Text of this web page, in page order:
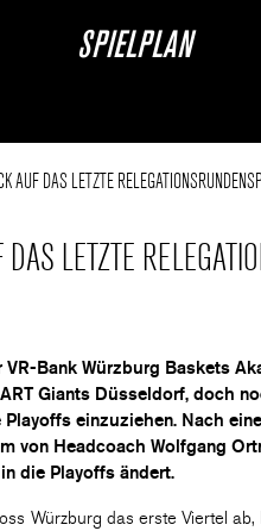
SPIELPLAN
AUF DAS LETZTE
LETZTE
VR-Bank Würzburg Baskets
Giants Düsseldorf, doch
einzuziehen. Nach
von Headcoach Wolfgang
die Playoffs ändert.
Würzburg das erste Viertel